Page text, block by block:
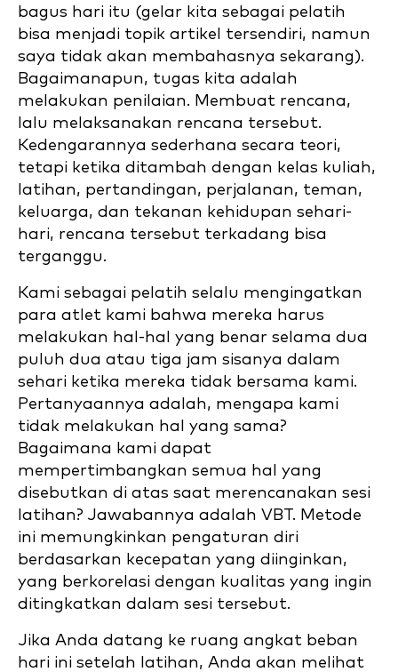
bagus hari itu (gelar kita sebagai pelatih
bisa menjadi topik artikel tersendiri, namun
saya tidak akan membahasnya sekarang).
Bagaimanapun, tugas kita adalah
melakukan penilaian. Membuat rencana,
lalu melaksanakan rencana tersebut.
Kedengarannya sederhana secara teori,
tetapi ketika ditambah dengan kelas kuliah,
latihan, pertandingan, perjalanan, teman,
keluarga, dan tekanan kehidupan sehari-
hari, rencana tersebut terkadang bisa
terganggu.
Kami sebagai pelatih selalu mengingatkan
para atlet kami bahwa mereka harus
melakukan hal-hal yang benar selama dua
puluh dua atau tiga jam sisanya dalam
sehari ketika mereka tidak bersama kami.
Pertanyaannya adalah, mengapa kami
tidak melakukan hal yang sama?
Bagaimana kami dapat
mempertimbangkan semua hal yang
disebutkan di atas saat merencanakan sesi
latihan? Jawabannya adalah VBT. Metode
ini memungkinkan pengaturan diri
berdasarkan kecepatan yang diinginkan,
yang berkorelasi dengan kualitas yang ingin
ditingkatkan dalam sesi tersebut.
Jika Anda datang ke ruang angkat beban
hari ini setelah latihan, Anda akan melihat